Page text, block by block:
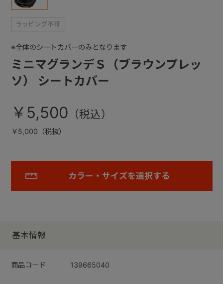
ミニマグランデＳ（ブラウンプレッ
ソ） シートカバー
※全体のシートカバーのみとなります
￥5,500
￥5,000（税抜）
カラー・サイズを選択する
基本情報
商品コード 139665040